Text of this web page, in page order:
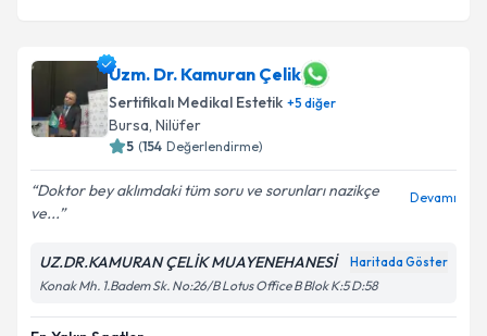
Uzm. Dr. Kamuran Çelik
Sertifikalı Medikal Estetik +5 diğer
Bursa, Nilüfer
5 (154 Değerlendirme)
Doktor bey aklımdaki tüm soru ve sorunları nazikçe
ve...
Devamı
UZ.DR.KAMURAN ÇELİK MUAYENEHANESİ Haritada Göster
Konak Mh. 1.Badem Sk. No:26/B Lotus Office B Blok K:5 D:58